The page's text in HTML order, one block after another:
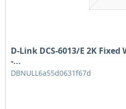
D-Link DCS-6013/E 2K
-...
DBNULL6a55d0631f67d